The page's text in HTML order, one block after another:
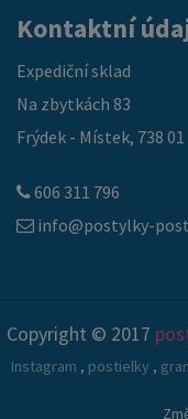
Kontaktní
Expediční sklad
Na zbytkách 83
Frýdek - Místek, 738 01
606 311 796
info@postylky-
Copyright © 2017
Instagram , postielky ,